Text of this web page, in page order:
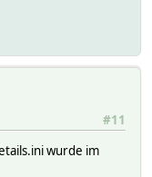
#11
wurde im